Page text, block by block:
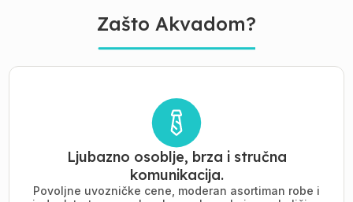
Zašto Akvadom?
Ljubazno osoblje, brza i stručna
komunikacija.
Povoljne uvozničke cene, moderan asortiman robe i